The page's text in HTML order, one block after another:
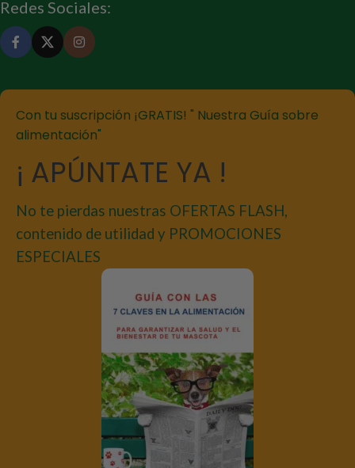
Redes Sociales:
Con tu suscripción ¡GRATIS! " Nuestra Guía sobre
alimentación"
¡ APÚNTATE YA !
No te pierdas nuestras OFERTAS FLASH,
contenido de utilidad y PROMOCIONES
ESPECIALES